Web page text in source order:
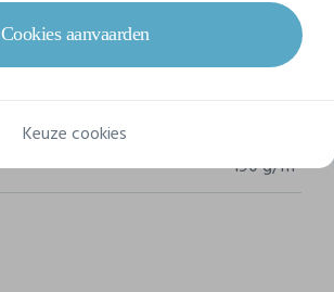
Build Your Brand
190 g/m²
Cookies aanvaarden
Keuze cookies